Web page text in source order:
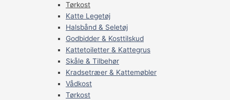
Tørkost
Katte Legetøj
Halsbånd & Seletøj
Godbidder & Kosttilskud
Kattetoiletter & Kattegrus
Skåle & Tilbehør
Kradsetræer & Kattemøbler
Vådkost
Tørkost